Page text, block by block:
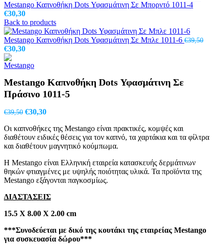
Mestango Καπνοθήκη Dots Υφασμάτινη Σε Μπορντό 1011-4
€30,30
Back to products
Mestango Καπνοθήκη Dots Υφασμάτινη Σε Μπλε 1011-6 €39,50
Original
price
was:
€30,30Η
τιμή
€30,30.
Mestango Καπνοθήκη Dots Υφασμάτινη Σε
Πράσινο 1011-5
€39,50 Original
was:
€39,50.
€30,30Η
τιμή
είναι:
€30,30.
Οι καπνοθήκες της Mestango είναι πρακτικές, κομψές και
διαθέτουν ειδικές θέσεις για τον καπνό, τα χαρτάκια και τα φίλτρα
και διαθέτουν μαγνητικό κούμπωμα.
Η Mestango είναι Ελληνική εταιρεία κατασκευής δερμάτινων
θηκών φτιαγμένες με υψηλής ποιότητας υλικά. Τα προϊόντα της
Mestango εξάγονται παγκοσμίως.
ΔΙΑΣΤΑΣΕΙΣ
15.5 Χ 8.00 Χ 2.00 cm
***Συνοδεύεται με δικό της κουτάκι της εταιρείας Mestango
για συσκευασία δώρου***